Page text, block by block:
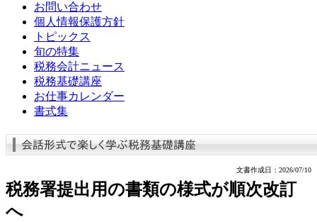
お問い合わせ
個人情報保護方針
トピックス
旬の特集
税務会計ニュース
税務基礎講座
お仕事カレンダー
書式集
文書作成日：2026/07/10
税務署提出用の書類の様式が順次改訂
へ